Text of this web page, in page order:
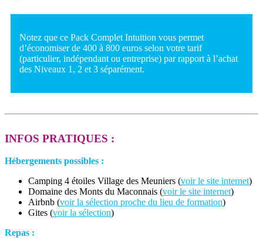
Notez que ce Pack Complet Intuition vous permet
d’économiser de 400 à 800 euros selon votre tarif
(particulier, indépendant ou entreprise) par rapport à l’achat
des Niveaux 1, 2 et 3 séparément.
INFOS PRATIQUES :
Hébergements possibles :
Camping 4 étoiles Village des Meuniers (voir le site internet)
Domaine des Monts du Maconnais (voir le site internet)
Airbnb (voir la sélection proche du lieu de formation)
Gites (voir la sélection)
Repas :